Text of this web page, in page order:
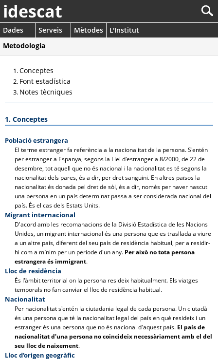
idescat
Dades Serveis Mètodes
L'Institut
Metodologia
Conceptes
Font estadística
Notes tècniques
1. Conceptes
Població estrangera
El terme estranger fa referència a la nacionalitat de la persona. S'entén
per estranger a Espanya, segons la Llei d'estrangeria 8/2000, de 22 de
desembre, tot aquell que no és nacional i la nacionalitat es té segons la
nacionalitat dels pares, és a dir, per dret sanguini. En altres països la
nacionalitat és donada pel dret de sòl, és a dir, només per haver nascut
una persona en un país determinat passa a ser considerada nacional del
país. És el cas dels Estats Units.
Migrant internacional
D'acord amb les recomanacions de la Divisió Estadística de les Nacions
Unides, un migrant internacional és una persona que es trasllada a viure
a un altre país, diferent del seu país de residència habitual, per a residir-
hi com a mínim per un període d'un any. Per això no tota persona
estrangera és immigrant.
Lloc de residència
És l'àmbit territorial on la persona resideix habitualment. Els viatges
temporals no fan canviar el lloc de residència habitual.
Nacionalitat
Per nacionalitat s'entén la ciutadania legal de cada persona. Un ciutadà
és una persona que té la nacionalitat legal del país en què resideix i un
estranger és una persona que no és nacional d'aquest país. El país de
nacionalitat d'una persona no coincideix necessàriament amb el del
seu lloc de naixement.
Lloc d'origen geogràfic